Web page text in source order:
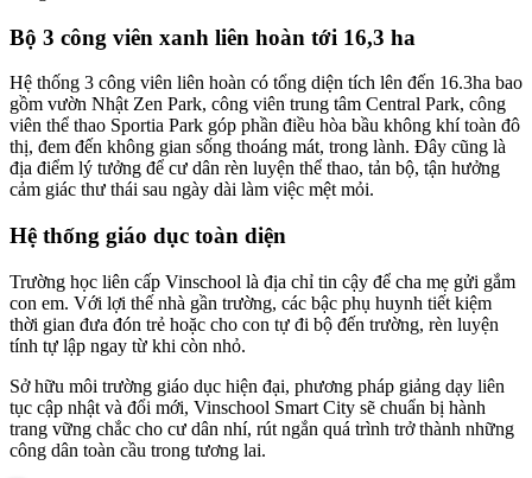
Bộ 3 công viên xanh liên hoàn tới 16,3 ha
Hệ thống 3 công viên liên hoàn có tổng diện tích lên đến 16.3ha bao
gồm vườn Nhật Zen Park, công viên trung tâm Central Park, công
viên thể thao Sportia Park góp phần điều hòa bầu không khí toàn đô
thị, đem đến không gian sống thoáng mát, trong lành. Đây cũng là
địa điểm lý tưởng để cư dân rèn luyện thể thao, tản bộ, tận hưởng
cảm giác thư thái sau ngày dài làm việc mệt mỏi.
Hệ thống giáo dục toàn diện
Trường học liên cấp Vinschool là địa chỉ tin cậy để cha mẹ gửi gắm
con em. Với lợi thế nhà gần trường, các bậc phụ huynh tiết kiệm
thời gian đưa đón trẻ hoặc cho con tự đi bộ đến trường, rèn luyện
tính tự lập ngay từ khi còn nhỏ.
Sở hữu môi trường giáo dục hiện đại, phương pháp giảng dạy liên
tục cập nhật và đổi mới, Vinschool Smart City sẽ chuẩn bị hành
trang vững chắc cho cư dân nhí, rút ngắn quá trình trở thành những
công dân toàn cầu trong tương lai.